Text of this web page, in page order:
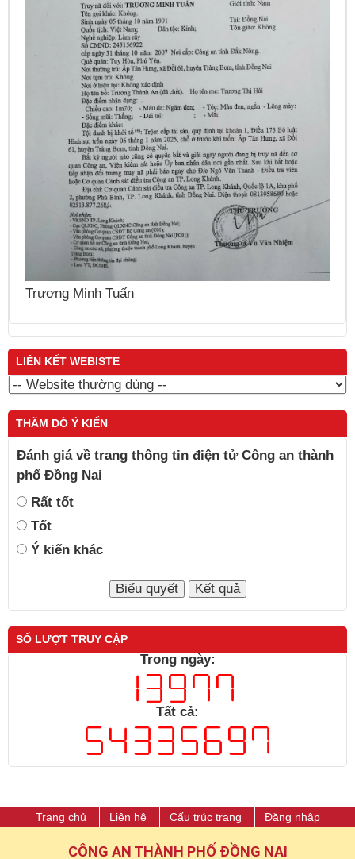
Nguyễn Thái Cung
LIÊN KẾT WEBISTE
THĂM DÒ Ý KIẾN
Đánh giá về trang thông tin điện tử Công an thành
phố Đồng Nai
Rất tốt
Tốt
Ý kiến khác
SỐ LƯỢT TRUY CẬP
Trong ngày:
Tất cả:
Trang chủ Liên hệ Cấu trúc trang Đăng nhập
CÔNG AN THÀNH PHỐ ĐỒNG NAI